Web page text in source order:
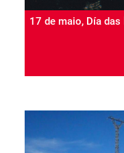
17 de maio, Día